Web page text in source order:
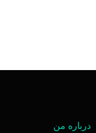
درباره من